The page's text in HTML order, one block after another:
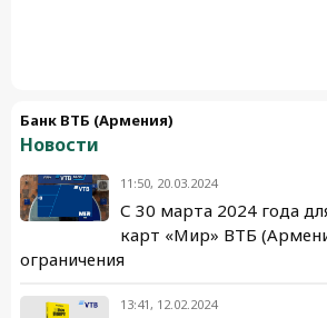
Банк ВТБ (Армения)
Новости
11:50, 20.03.2024
С 30 марта 2024 года
карт «Мир» ВТБ
ограничения
13:41, 12.02.2024